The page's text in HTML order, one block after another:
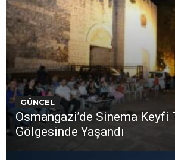
GÜNCEL
Osmangazi’de Sinema Keyfi
Gölgesinde Yaşandı